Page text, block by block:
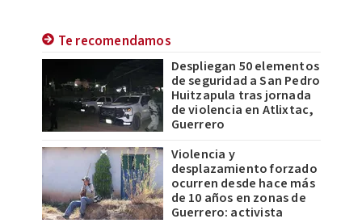
Te recomendamos
Despliegan 50 elementos
de seguridad a San Pedro
Huitzapula tras jornada
de violencia en Atlixtac,
Guerrero
Violencia y
desplazamiento forzado
ocurren desde hace más
de 10 años en zonas de
Guerrero: activista